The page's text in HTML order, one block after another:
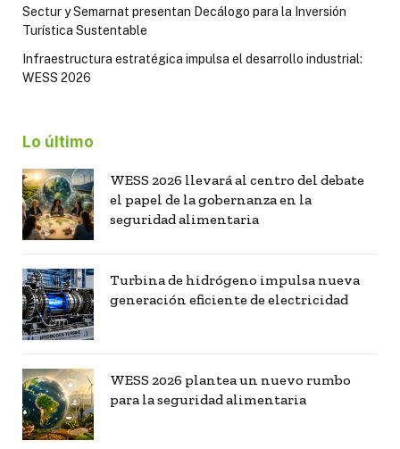
Sectur y Semarnat presentan Decálogo para la Inversión
Turística Sustentable
Infraestructura estratégica impulsa el desarrollo industrial:
WESS 2026
Lo último
WESS 2026 llevará al centro del debate
el papel de la gobernanza en la
seguridad alimentaria
Turbina de hidrógeno impulsa nueva
generación eficiente de electricidad
WESS 2026 plantea un nuevo rumbo
para la seguridad alimentaria